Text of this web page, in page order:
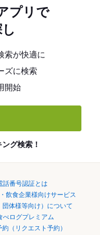
プリで
索が快適に
ズに検索
開始
グ検索！
話番号認証とは
飲食企業様向けサービス
団体様等向け）について
べログプレミアム
（リクエスト予約）